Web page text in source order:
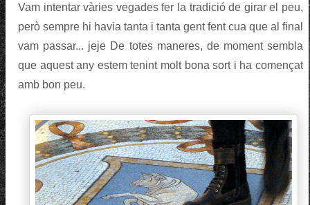
Vam intentar vàries vegades fer la tradició de girar el peu,
però sempre hi havia tanta i tanta gent fent cua que al final
vam passar... jeje De totes maneres, de moment sembla
que aquest any estem tenint molt bona sort i ha començat
amb bon peu.